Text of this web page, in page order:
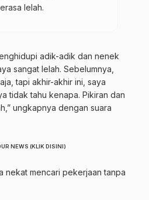
lelah.
adik-adik dan nenek
sangat lelah. Sebelumnya,
tapi akhir-akhir ini, saya
tidak tahu kenapa. Pikiran dan
ungkapnya dengan suara
NEWS (KLIK DISINI)
nekat mencari pekerjaan tanpa